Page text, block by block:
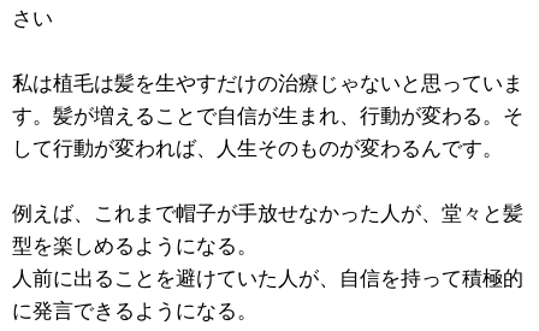
さい
私は植毛は髪を生やすだけの治療じゃないと思っていま
す。髪が増えることで自信が生まれ、行動が変わる。そ
して行動が変われば、人生そのものが変わるんです。
例えば、これまで帽子が手放せなかった人が、堂々と髪
型を楽しめるようになる。
人前に出ることを避けていた人が、自信を持って積極的
に発言できるようになる。